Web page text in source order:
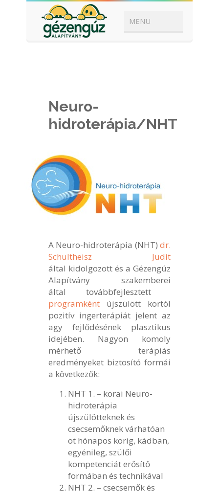
Neuro-
hidroterápia/NHT
A Neuro-hidroterápia (NHT) dr.
Schultheisz Judit
által kidolgozott és a Gézengúz
Alapítvány szakemberei
által továbbfejlesztett
programként újszülött kortól
pozitív ingerterápiát jelent az
agy fejlődésének plasztikus
idejében. Nagyon komoly
mérhető terápiás
eredményeket biztosító formái
a következők:
NHT 1. – korai Neuro-
hidroterápia
újszülötteknek és
csecsemőknek várhatóan
öt hónapos korig, kádban,
egyénileg, szülői
kompetenciát erősítő
formában és technikával
NHT 2. – csecsemők és